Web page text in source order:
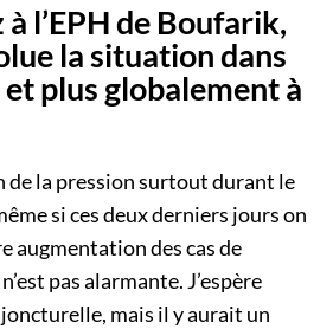
l’EPH de Boufarik,
la situation dans
plus globalement à
de la pression surtout durant le
si ces deux derniers jours on
augmentation des cas de
pas alarmante. J’espère
mais il y aurait un